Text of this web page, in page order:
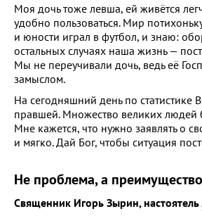
Моя дочь тоже левша, ей живётся
удобно пользоваться. Мир
и юности играл в футбол, и знаю:
остальных случаях наша жизнь —
Мы не переучивали дочь, ведь её
замыслом.
На сегодняшний день по статистике
правшей. Множество великих людей
Мне кажется, что нужно заявлять о
и мягко. Дай Бог, чтобы ситуация
Не проблема, а преимущество
Священник Игорь Зырин, настоятель